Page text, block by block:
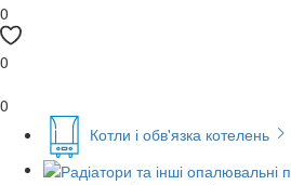
0
0
0
Котли і обв'язка котелень